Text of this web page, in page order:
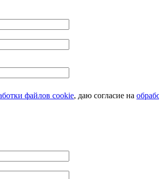
файлов cookie, даю согласие на